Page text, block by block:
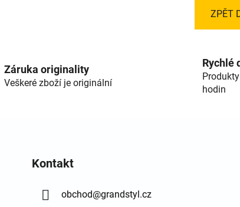
ZPĚT
Záruka originality
Veškeré zboží je originální
Rychlé
hodin
Kontakt
obchod@grandstyl.cz